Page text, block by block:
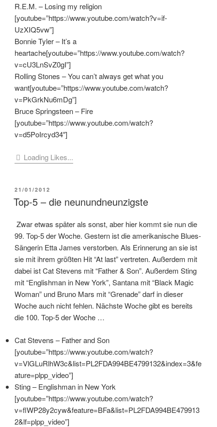
R.E.M. – Losing my religion
[youtube=”https://www.youtube.com/watch?v=if-
UzXIQ5vw”]
Bonnie Tyler – It’s a
heartache[youtube=”https://www.youtube.com/watch?
v=cU3LnSvZ0gI”]
Rolling Stones – You can’t always get what you
want[youtube=”https://www.youtube.com/watch?
v=PkGrkNu6mDg”]
Bruce Springsteen – Fire
[youtube=”https://www.youtube.com/watch?
v=d5PoIrcyd34″]
Loading Likes...
VERÖFFENTLICHT
AM
21/01/2012
Top-5 – die neunundneunzigste
Zwar etwas später als sonst, aber hier kommt sie nun die
99. Top-5 der Woche. Gestern ist die amerikanische Blues-
Sängerin Etta James verstorben. Als Erinnerung an sie ist
sie mit ihrem größten Hit “At last” vertreten. Außerdem mit
dabei ist Cat Stevens mit “Father & Son”. Außerdem Sting
mit “Englishman in New York”, Santana mit “Black Magic
Woman” und Bruno Mars mit “Grenade” darf in dieser
Woche auch nicht fehlen. Nächste Woche gibt es bereits
die 100. Top-5 der Woche …
Cat Stevens – Father and Son
[youtube=”https://www.youtube.com/watch?
v=VlGLuRlhW3c&list=PL2FDA994BE4799132&index=3&fe
ature=plpp_video”]
Sting – Englishman in New York
[youtube=”https://www.youtube.com/watch?
v=flWP28y2cyw&feature=BFa&list=PL2FDA994BE479913
2&lf=plpp_video”]